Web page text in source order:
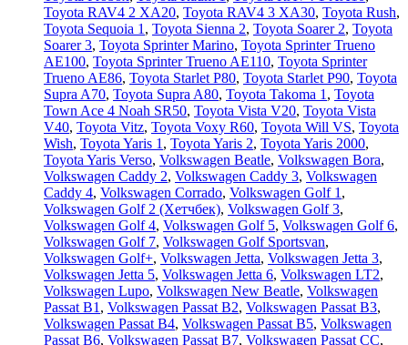
Toyota RAV4 2 XA20, Toyota RAV4 3 XA30, Toyota Rush,
Toyota Sequoia 1, Toyota Sienna 2, Toyota Soarer 2, Toyota
Soarer 3, Toyota Sprinter Marino, Toyota Sprinter Trueno
AE100, Toyota Sprinter Trueno AE110, Toyota Sprinter
Trueno AE86, Toyota Starlet P80, Toyota Starlet P90, Toyota
Supra A70, Toyota Supra A80, Toyota Takoma 1, Toyota
Town Ace 4 Noah SR50, Toyota Vista V20, Toyota Vista
V40, Toyota Vitz, Toyota Voxy R60, Toyota Will VS, Toyota
Wish, Toyota Yaris 1, Toyota Yaris 2, Toyota Yaris 2000,
Toyota Yaris Verso, Volkswagen Beatle, Volkswagen Bora,
Volkswagen Caddy 2, Volkswagen Caddy 3, Volkswagen
Caddy 4, Volkswagen Corrado, Volkswagen Golf 1,
Volkswagen Golf 2 (Хетчбек), Volkswagen Golf 3,
Volkswagen Golf 4, Volkswagen Golf 5, Volkswagen Golf 6,
Volkswagen Golf 7, Volkswagen Golf Sportsvan,
Volkswagen Golf+, Volkswagen Jetta, Volkswagen Jetta 3,
Volkswagen Jetta 5, Volkswagen Jetta 6, Volkswagen LT2,
Volkswagen Lupo, Volkswagen New Beatle, Volkswagen
Passat B1, Volkswagen Passat B2, Volkswagen Passat B3,
Volkswagen Passat B4, Volkswagen Passat B5, Volkswagen
Passat B6, Volkswagen Passat B7, Volkswagen Passat CC,